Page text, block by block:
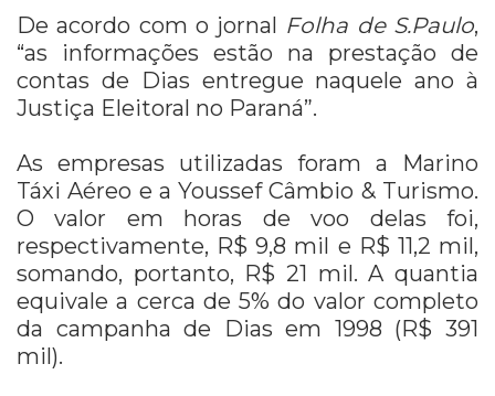
De acordo com o jornal Folha de S.Paulo,
“as informações estão na prestação de
contas de Dias entregue naquele ano à
Justiça Eleitoral no Paraná”.
As empresas utilizadas foram a Marino
Táxi Aéreo e a Youssef Câmbio & Turismo.
O valor em horas de voo delas foi,
respectivamente, R$ 9,8 mil e R$ 11,2 mil,
somando, portanto, R$ 21 mil. A quantia
equivale a cerca de 5% do valor completo
da campanha de Dias em 1998 (R$ 391
mil).